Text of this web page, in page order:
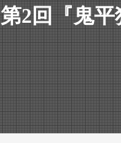
第2回『鬼